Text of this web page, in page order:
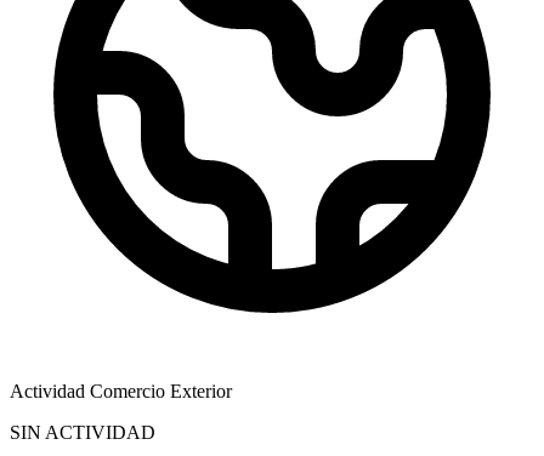
Actividad Comercio Exterior
SIN ACTIVIDAD